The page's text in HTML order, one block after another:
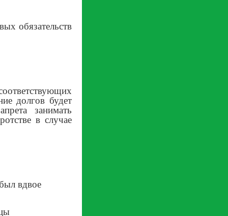
обязательств
долгов будет
занимать
в случае
вдвое